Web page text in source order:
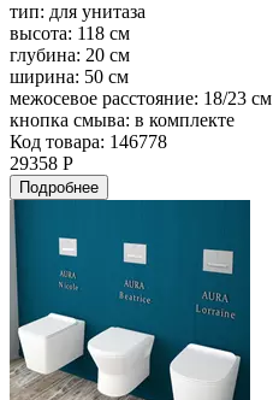
тип: для унитаза
высота: 118 см
глубина: 20 см
ширина: 50 см
межосевое расстояние: 18/23 см
кнопка смыва: в комплекте
Код товара: 146778
29358 Р
Подробнее